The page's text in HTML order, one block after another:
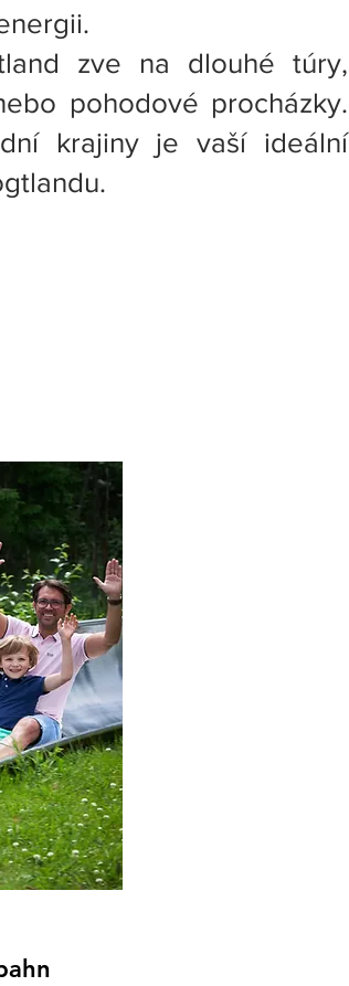
zve na dlouhé túry,
pohodové procházky.
krajiny je vaší ideální